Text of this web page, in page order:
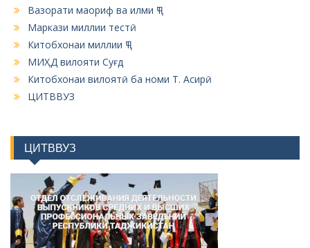
Вазорати маориф ва илми ҶТ
Маркази миллии тестӣ
Китобхонаи миллии ҶТ
МИҲД вилояти Суғд
Китобхонаи вилоятӣ ба номи Т. Асирӣ
ЦИТВВУЗ
ЦИТВВУЗ